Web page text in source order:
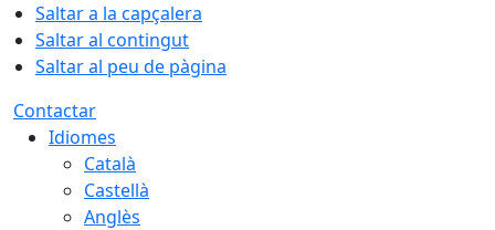
Saltar a la capçalera
Saltar al contingut
Saltar al peu de pàgina
Contactar
Idiomes
Català
Castellà
Anglès